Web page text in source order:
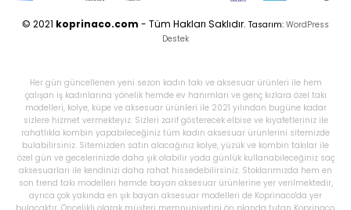
© 2021 koprinaco.com - Tüm Hakları Saklıdır. Tasarım: WordPress
Destek
Her gün güncellenen yeni sezon kadın takı ve aksesuar ürünleri ile hem
çalışan iş kadınlarına yönelik hemde ev hanımları ve genç kızlara özel takı
modelleri, kolye, küpe ve aksesuar ürünleri ile 2021 yılından bugüne kadar
sizlere hizmet vermekteyiz. Sizleri zarif gösterecek elbise ve kıyafetleriniz ile
rahatlıkla kombin yapabileceğiniz tüm kadın aksesuar ürünlerini sitemizde
bulabilirsiniz. Sitemizden satın alacağınız kolye, yüzük ve kombin takılar ile
özel gün ve gecelerinizde daha şık olabilir yada günlük kullanabileceğiniz saç
aksesuarları ile kendinizi daha rahat hissedebilirsiniz. Stoklarımızda hem en
son trend takı modelleri hemde bayan aksesuar ürünlerine yer verilmektedir,
ayrıca çok yakında en şık bayan aksesuar modelleri de Koprinaco'da yer